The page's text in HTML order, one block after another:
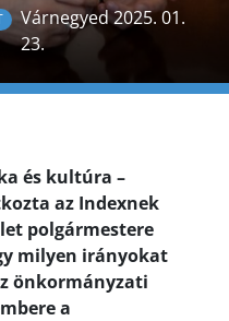
Várnegyed 2025. 01.
23.
és kultúra –
az Indexnek
polgármestere
milyen irányokat
önkormányzati
a